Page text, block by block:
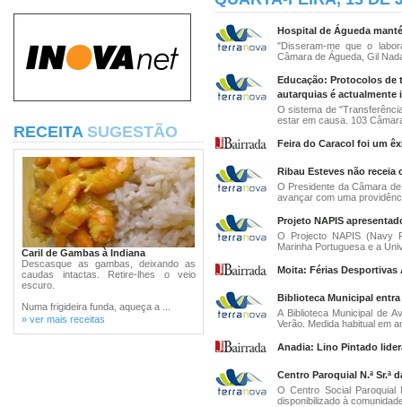
RECEITA SUGESTÃO
Caril de Gambas à Indiana
Descasque as gambas, deixando as
caudas intactas. Retire-lhes o veio
escuro.
Numa frigideira funda, aqueça a ...
» ver mais receitas
Hospital de Águeda
"Disseram-me que o
Câmara de Águeda, Gil
Educação: Protocolos de
autarquias é actualmente
O sistema de
estar em causa. 103
Feira do Caracol foi um
Ribau Esteves não receia
O Presidente da Câmara
avançar com uma
Projeto NAPIS
O Projecto NAPIS (Navy
Marinha Portuguesa e a
Moita: Férias Desportivas
Biblioteca Municipal
A Biblioteca Municipal de
Verão. Medida habitual em
Anadia: Lino Pintado
Centro Paroquial N.ª Sr.ª
O Centro Social
disponibilizado à